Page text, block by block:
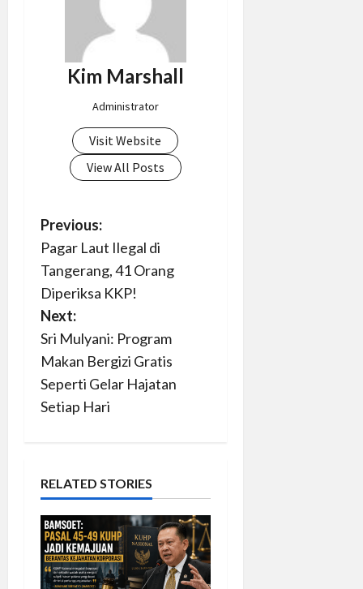
Kim Marshall
Administrator
Visit Website
View All Posts
P
o
s
t
n
a
g
a
t
Previous:
Pagar Laut Ilegal di
Tangerang, 41 Orang
Diperiksa KKP!
Next:
Sri Mulyani: Program
Makan Bergizi Gratis
Seperti Gelar Hajatan
Setiap Hari
RELATED STORIES